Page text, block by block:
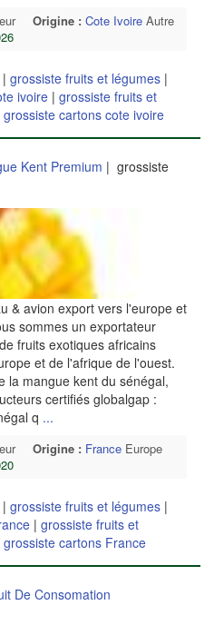
Origine : Cote Ivoire Autre
| grossiste fruits et légumes |
ivoire | grossiste fruits et
grossiste cartons cote ivoire
Kent Premium | grossiste
& avion export vers l'europe et
sommes un exportateur
fruits exotiques africains
et de l'afrique de l'ouest.
la mangue kent du sénégal,
certifiés globalgap :
q ...
Origine : France Europe
| grossiste fruits et légumes |
| grossiste fruits et
grossiste cartons France
De Consomation